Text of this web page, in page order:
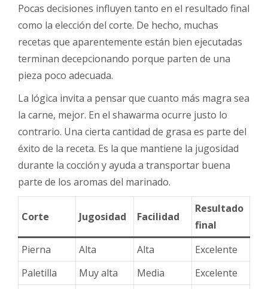
Pocas decisiones influyen tanto en el resultado final
como la elección del corte. De hecho, muchas
recetas que aparentemente están bien ejecutadas
terminan decepcionando porque parten de una
pieza poco adecuada.
La lógica invita a pensar que cuanto más magra sea
la carne, mejor. En el shawarma ocurre justo lo
contrario. Una cierta cantidad de grasa es parte del
éxito de la receta. Es la que mantiene la jugosidad
durante la cocción y ayuda a transportar buena
parte de los aromas del marinado.
Corte Jugosidad Facilidad
Resultado
final
Pierna
Alta Alta
Excelente
Paletilla
Muy alta Media Excelente